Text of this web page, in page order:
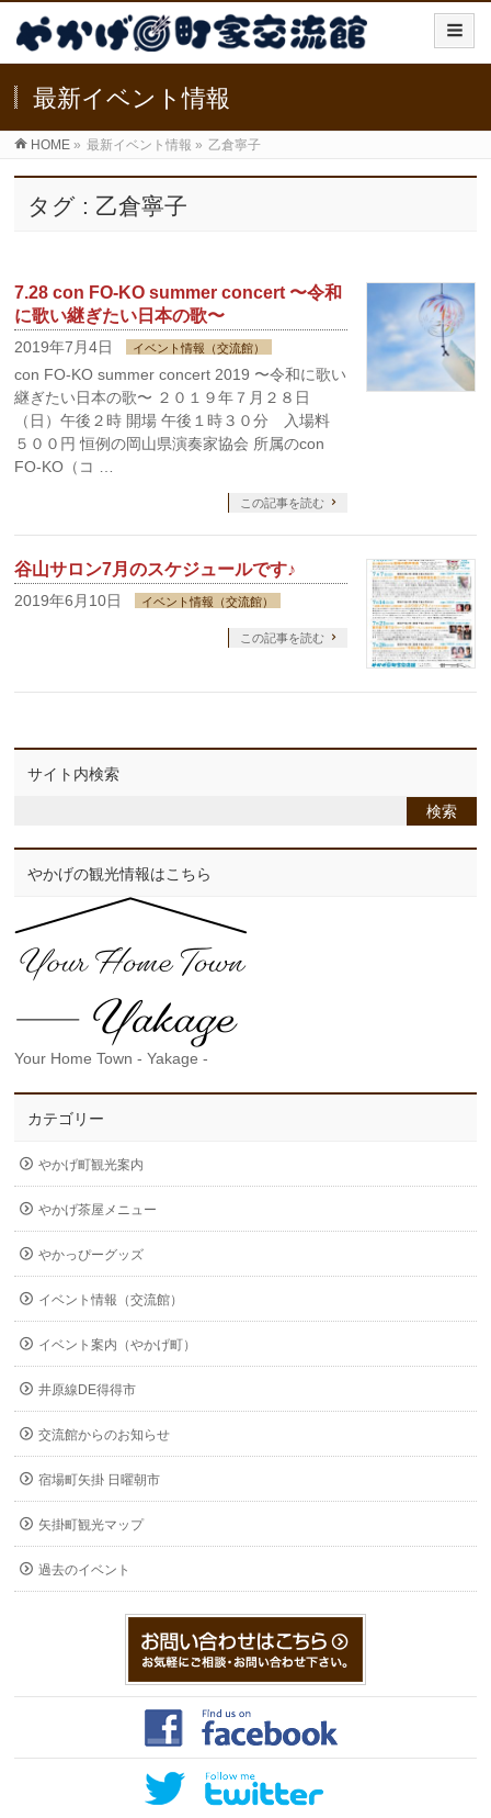
最新イベント情報
HOME » 最新イベント情報 » 乙倉寧子
タグ : 乙倉寧子
7.28 con FO-KO summer concert 〜令和
に歌い継ぎたい日本の歌〜
2019年7月4日 イベント情報（交流館）
con FO-KO summer concert 2019 〜令和に歌い
継ぎたい日本の歌〜 ２０１９年７月２８日
（日）午後２時 開場 午後１時３０分 入場料
５００円 恒例の岡山県演奏家協会 所属のcon
FO-KO（コ …
この記事を読む
谷山サロン7月のスケジュールです♪
2019年6月10日 イベント情報（交流館）
この記事を読む
サイト内検索
やかげの観光情報はこちら
Your Home Town - Yakage -
カテゴリー
やかげ町観光案内
やかげ茶屋メニュー
やかっぴーグッズ
イベント情報（交流館）
イベント案内（やかげ町）
井原線DE得得市
交流館からのお知らせ
宿場町矢掛 日曜朝市
矢掛町観光マップ
過去のイベント